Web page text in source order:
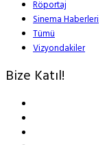
Röportaj
Sinema Haberleri
Tümü
Vizyondakiler
Bize Katıl!